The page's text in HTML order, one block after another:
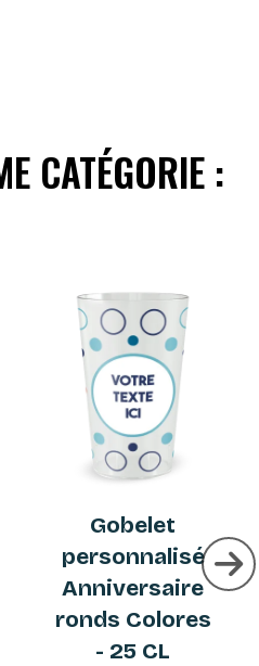
CATÉGORIE :
Gobelet
personnalisé
Anniversaire
ronds Colores
- 25 CL